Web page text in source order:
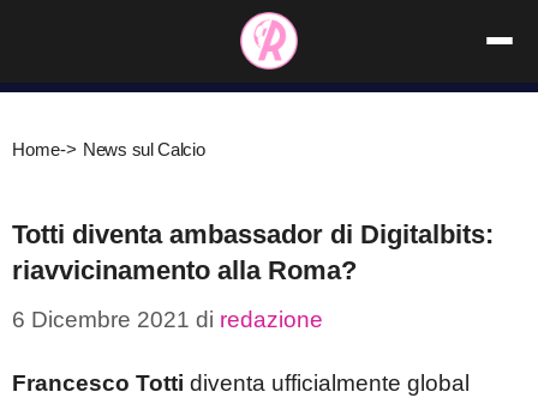
contenuto
Home-> News sul Calcio
Totti diventa ambassador di Digitalbits:
riavvicinamento alla Roma?
6 Dicembre 2021 di redazione
Francesco Totti diventa ufficialmente global